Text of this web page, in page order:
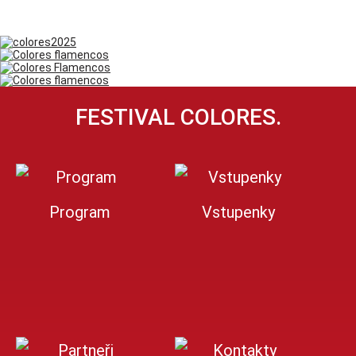
FESTIVAL COLORES.
Program Vstupenky